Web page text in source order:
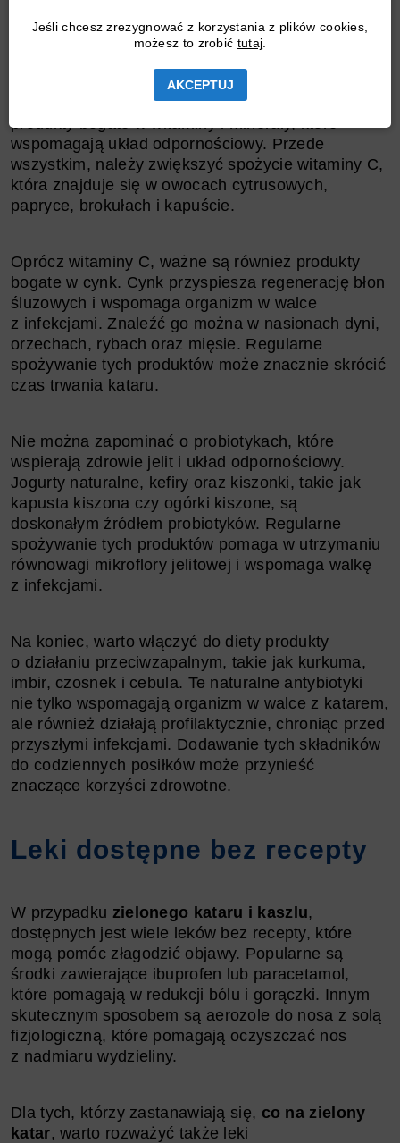
Jeśli chcesz zrezygnować z korzystania z plików cookies,
możesz to zrobić tutaj
AKCEPTUJ
zwłaszcza gdy mamy do czynienia z
i kaszlem. Warto włączyć do jadłospisu
produkty bogate w witaminy i minerały, które
wspomagają układ odpornościowy. Przede
wszystkim, należy zwiększyć spożycie witaminy C,
która znajduje się w owocach cytrusowych,
papryce, brokułach i kapuście.
Oprócz witaminy C, ważne są również produkty
bogate w cynk. Cynk przyspiesza regenerację błon
śluzowych i wspomaga organizm w walce
z infekcjami. Znaleźć go można w nasionach dyni,
orzechach, rybach oraz mięsie. Regularne
spożywanie tych produktów może znacznie skrócić
czas trwania kataru.
Nie można zapominać o probiotykach, które
wspierają zdrowie jelit i układ odpornościowy.
Jogurty naturalne, kefiry oraz kiszonki, takie jak
kapusta kiszona czy ogórki kiszone, są
doskonałym źródłem probiotyków. Regularne
spożywanie tych produktów pomaga w utrzymaniu
równowagi mikroflory jelitowej i wspomaga walkę
z infekcjami.
Na koniec, warto włączyć do diety produkty
o działaniu przeciwzapalnym, takie jak kurkuma,
imbir, czosnek i cebula. Te naturalne antybiotyki
nie tylko wspomagają organizm w walce z katarem,
ale również działają profilaktycznie, chroniąc przed
przyszłymi infekcjami. Dodawanie tych składników
do codziennych posiłków może przynieść
znaczące korzyści zdrowotne.
Leki dostępne bez recepty
W przypadku zielonego kataru i kaszlu,
dostępnych jest wiele leków bez recepty, które
mogą pomóc złagodzić objawy. Popularne są
środki zawierające ibuprofen lub paracetamol,
które pomagają w redukcji bólu i gorączki. Innym
skutecznym sposobem są aerozole do nosa z solą
fizjologiczną, które pomagają oczyszczać nos
z nadmiaru wydzieliny.
Dla tych, którzy zastanawiają się, co na zielony
katar, warto rozważyć także leki